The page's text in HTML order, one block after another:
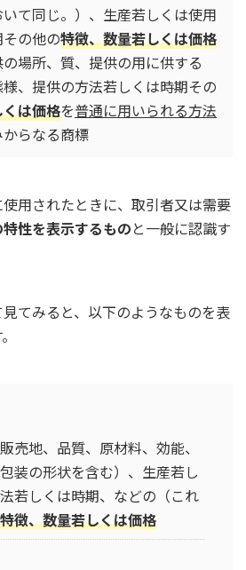
て同じ。）、生産若しくは使用
の他の特徴、数量若しくは価格
場所、質、提供の用に供する
、提供の方法若しくは時期その
は価格を普通に用いられる方法
らなる商標
用されたときに、取引者又は需要
性を表示するものと一般に認識す
てみると、以下のようなものを表
売地、品質、原材料、効能、
装の形状を含む）、生産若し
若しくは時期、などの（これ
特徴、数量若しくは価格